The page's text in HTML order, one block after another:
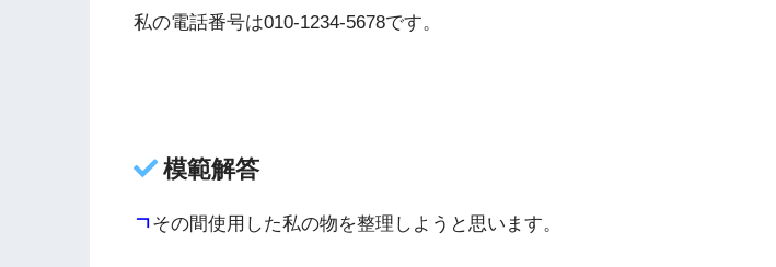
私の電話番号は010-1234-5678です。
模範解答
ㄱその間使用した私の物を整理しようと思います。